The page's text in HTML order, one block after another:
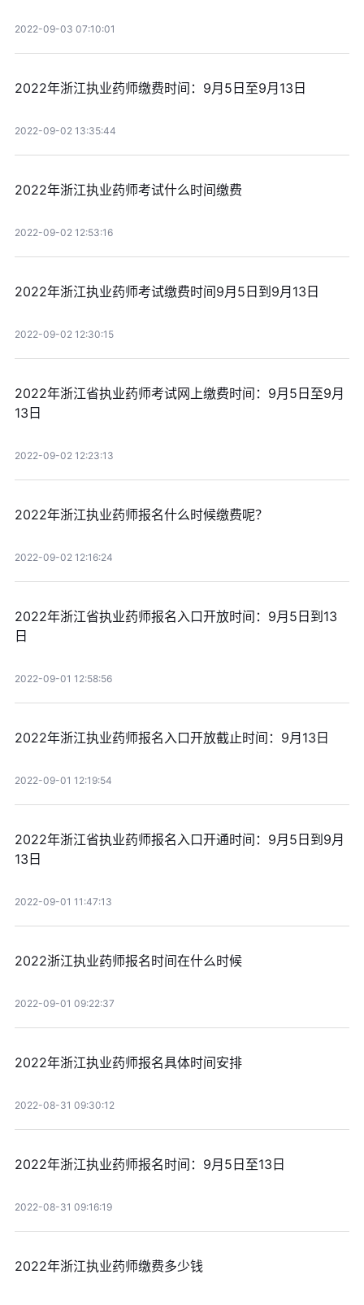
2022-09-03 07:10:01
2022年浙江执业药师缴费时间：9月5日至9月13日
2022-09-02 13:35:44
2022年浙江执业药师考试什么时间缴费
2022-09-02 12:53:16
2022年浙江执业药师考试缴费时间9月5日到9月13日
2022-09-02 12:30:15
2022年浙江省执业药师考试网上缴费时间：9月5日至9月
13日
2022-09-02 12:23:13
2022年浙江执业药师报名什么时候缴费呢？
2022-09-02 12:16:24
2022年浙江省执业药师报名入口开放时间：9月5日到13
日
2022-09-01 12:58:56
2022年浙江执业药师报名入口开放截止时间：9月13日
2022-09-01 12:19:54
2022年浙江省执业药师报名入口开通时间：9月5日到9月
13日
2022-09-01 11:47:13
2022浙江执业药师报名时间在什么时候
2022-09-01 09:22:37
2022年浙江执业药师报名具体时间安排
2022-08-31 09:30:12
2022年浙江执业药师报名时间：9月5日至13日
2022-08-31 09:16:19
2022年浙江执业药师缴费多少钱